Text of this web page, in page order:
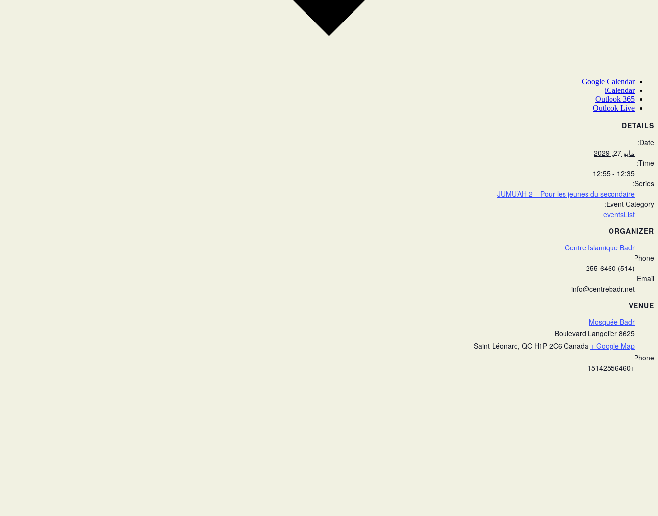
Google Calendar
iCalendar
Outlook 365
Outlook Live
DETAILS
Date:
مايو 27, 2029
Time:
12:35 - 12:55
Series:
JUMU’AH 2 – Pour les jeunes du secondaire
Event Category:
eventsList
ORGANIZER
Centre Islamique Badr
Phone
(514) 255-6460
Email
info@centrebadr.net
VENUE
Mosquée Badr
8625 Boulevard Langelier
Saint-Léonard, QC H1P 2C6 Canada + Google Map
Phone
+15142556460